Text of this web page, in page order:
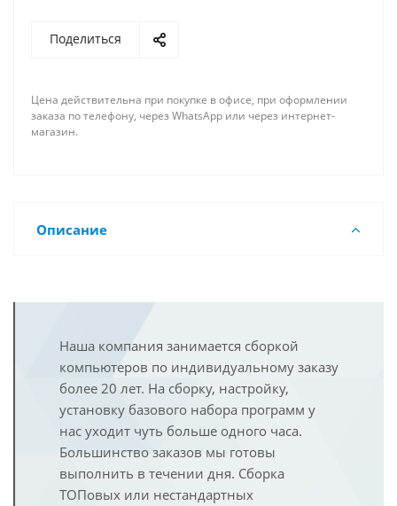
Поделиться
Цена действительна при покупке в офисе, при оформлении
заказа по телефону, через WhatsApp или через интернет-
магазин.
Описание
Наша компания занимается сборкой
компьютеров по индивидуальному заказу
более 20 лет. На сборку, настройку,
установку базового набора программ у
нас уходит чуть больше одного часа.
Большинство заказов мы готовы
выполнить в течении дня. Сборка
ТОПовых или нестандартных